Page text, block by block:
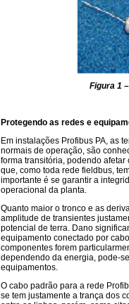
Figura 1 –
Protegendo as redes e
Em instalações Profibus PA, as
normais de operação, são
forma transitória, podendo
que, como toda rede fieldbus,
importante é se garantir a
operacional da planta.
Quanto maior o tronco e as
amplitude de transientes
potencial de terra. Dano
equipamento conectado por
componentes forem
dependendo da energia, pode-
equipamentos.
O cabo padrão para a rede
se tem justamente a trança dos